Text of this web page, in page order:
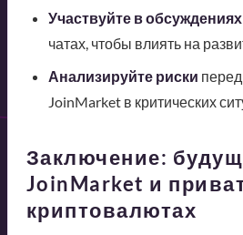
Участвуйте в обсуждениях
чатах, чтобы влиять на
Анализируйте риски
JoinMarket в критических
Заключение:
JoinMarket и
криптовалютах